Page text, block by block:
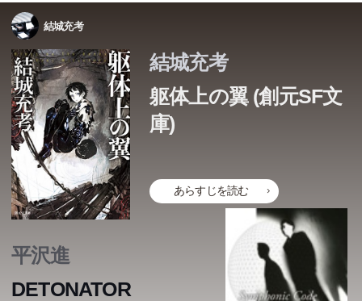
結城充考
結城充考
躯体上の翼 (創元SF文
庫)
あらすじを読む
終末世界を舞台に描く、邂逅と救いの物語 鮮烈な印象を
残す、渾身の本格ＳＦ！ 航空上の脅威となる、強大な“人
狗（ヒトイヌ）”の襲撃から〈共和国〉の緑化政策船団を
護る生体兵器として生まれた少女・員（エン）。百年に一
平沢進
DETONATOR
終末世界を舞台に描く、邂逅と救いの物語 鮮烈な印象を
残す、渾身の本格ＳＦ！ 航空上の脅威となる、強大な“人
狗（ヒトイヌ）”の襲撃から〈共和国〉の緑化政策船団を
護る生体兵器として生まれた少女・員（エン）。百年に一
終末世界を舞台に描く、邂逅と救いの物語 鮮烈な印象を
残す、渾身の本格ＳＦ！ 航空上の脅威となる、強大な“人
狗（ヒトイヌ）”の襲撃から〈共和国〉の緑化政策船団を
護る生体兵器として生まれた少女・員（エン）。百年に一